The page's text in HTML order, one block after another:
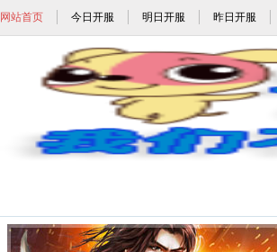
网站首页 今日开服 明日开服 昨日开服